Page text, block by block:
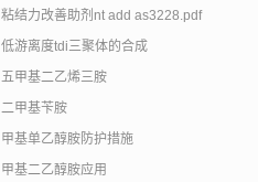
粘结力改善助剂nt add as3228.pdf
低游离度tdi三聚体的合成
五甲基二乙烯三胺
二甲基苄胺
甲基单乙醇胺防护措施
甲基二乙醇胺应用